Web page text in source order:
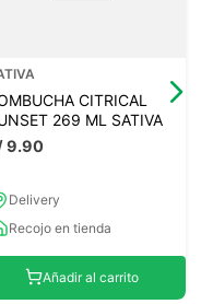
CITRICAL
269 ML SATIVA
9.90
Delivery
Recojo en tienda
Añadir al carrito